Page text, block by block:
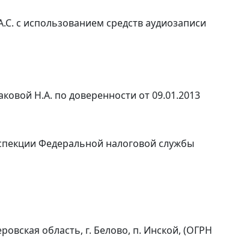
с использованием средств аудиозаписи
Н.А. по доверенности от 09.01.2013
Федеральной налоговой службы
область, г. Белово, п. Инской, (ОГРН